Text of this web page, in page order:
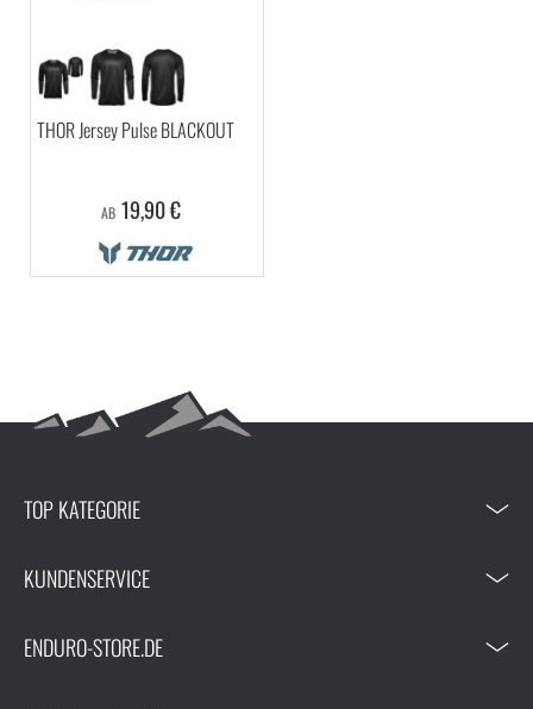
THOR Jersey Pulse BLACKOUT
AB 19,90 €
TOP KATEGORIE
KUNDENSERVICE
ENDURO-STORE.DE